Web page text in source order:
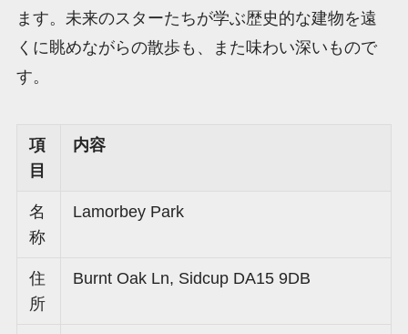
ます。未来のスターたちが学ぶ歴史的な建物を遠
くに眺めながらの散歩も、また味わい深いもので
す。
項
目
内容
名
称
Lamorbey Park
住
所
Burnt Oak Ln, Sidcup DA15 9DB